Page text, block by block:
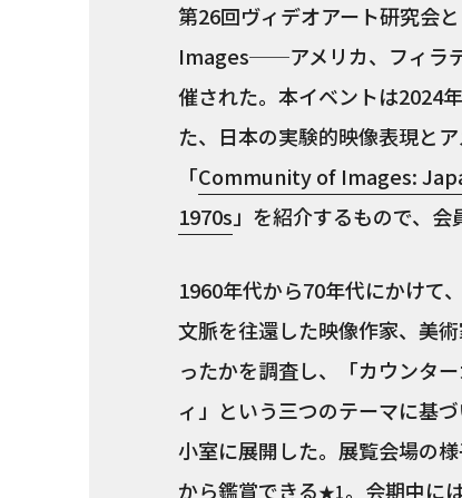
第26回ヴィデオアート研究会
Images──アメリカ、フィラ
催された。本イベントは2024
た、日本の実験的映像表現と
「Community of Images:
1970s 」を紹介するもので、
1960年代から70年代にかけて
文脈を往還した映像作家、美
ったかを調査し、「カウンタ
ィ」という三つのテーマに基
小室に展開した。展覧会場の
から鑑賞できる★1。会期中に